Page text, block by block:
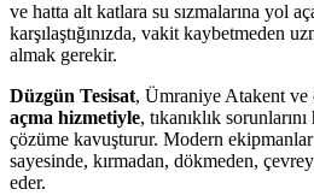
ve hatta alt katlara su sızmalarına yol
karşılaştığınızda, vakit kaybetmeden
almak gerekir.
Düzgün Tesisat, Ümraniye Atakent ve
açma hizmetiyle, tıkanıklık
çözüme kavuşturur. Modern
sayesinde, kırmadan, dökmeden,
eder.